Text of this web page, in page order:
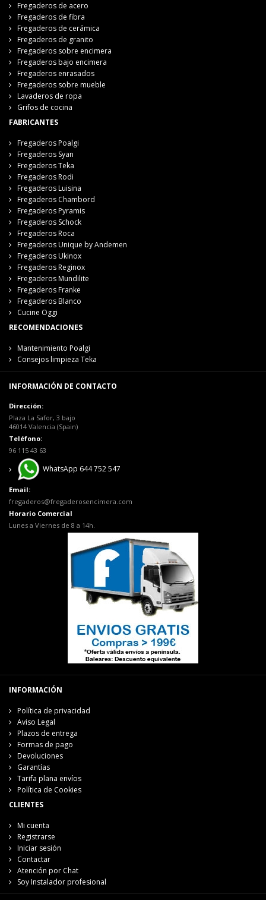
Fregaderos de acero
Fregaderos de fibra
Fregaderos de cerámica
Fregaderos de granito
Fregaderos sobre encimera
Fregaderos bajo encimera
Fregaderos enrasados
Fregaderos sobre mueble
Lavaderos de ropa
Grifos de cocina
FABRICANTES
Fregaderos Poalgi
Fregaderos Syan
Fregaderos Teka
Fregaderos Rodi
Fregaderos Luisina
Fregaderos Chambord
Fregaderos Pyramis
Fregaderos Schock
Fregaderos Roca
Fregaderos Unique by Andemen
Fregaderos Ukinox
Fregaderos Reginox
Fregaderos Mundilite
Fregaderos Franke
Fregaderos Blanco
Cucine Oggi
RECOMENDACIONES
Mantenimiento Poalgi
Consejos limpieza Teka
INFORMACIÓN DE CONTACTO
Dirección:
Plaza La Safor, 3 bajo
46014 Valencia (Spain)
Teléfono:
96 115 43 63
WhatsApp 644 752 547
Email:
fregaderos@fregaderosencimera.com
Horario Comercial
Lunes a Viernes de 8 a 14h.
INFORMACIÓN
Política de privacidad
Aviso Legal
Plazos de entrega
Formas de pago
Devoluciones
Garantías
Tarifa plana envíos
Política de Cookies
CLIENTES
Mi cuenta
Registrarse
Iniciar sesión
Contactar
Atención por Chat
Soy Instalador profesional